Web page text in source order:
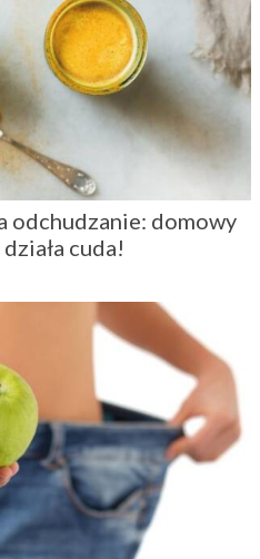
odchudzanie: domowy
cuda!